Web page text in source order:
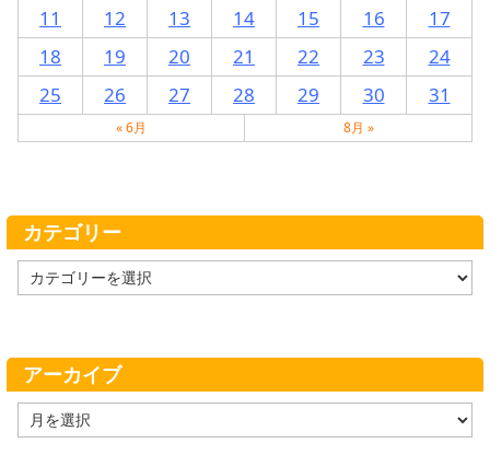
11
12 13 14 15 16
17
18
19 20 21 22 23
24
25
26 27 28 29 30 31
« 6月 8月 »
カテゴリー
テ
ー
アーカイブ
ー